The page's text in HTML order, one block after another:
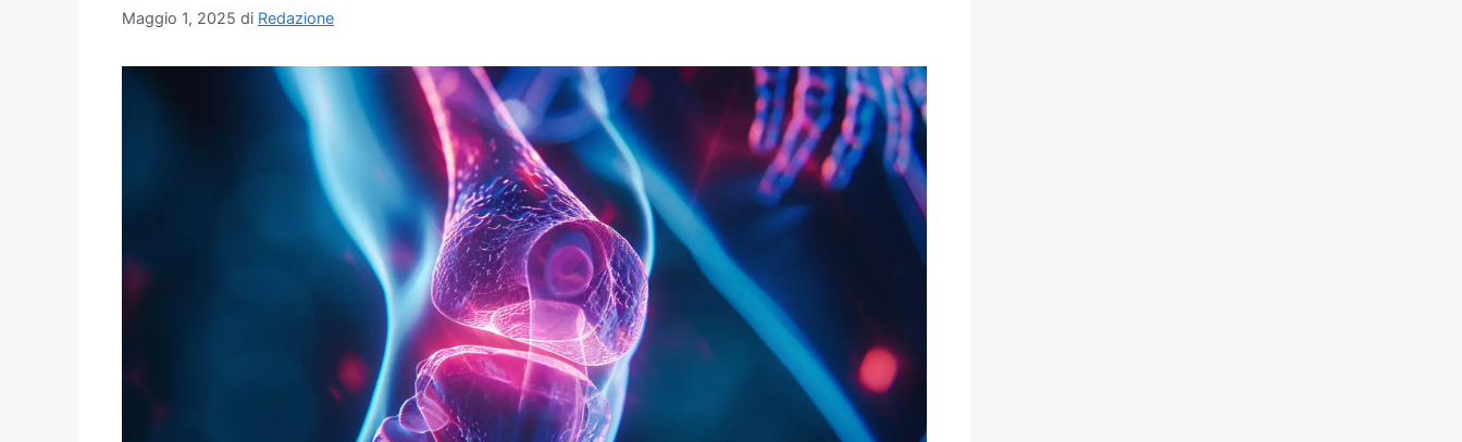
Maggio 1, 2025 di Redazione